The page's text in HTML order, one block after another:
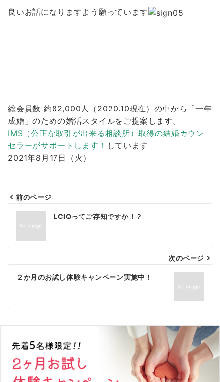
良いお話になりますよう願っています
総会員数 約82,000人（2020.10現在）の中から「一年
成婚」のための婚活スタイルをご提案します。
IMS（公正な取引が出来る相談所）取得の結婚カウン
セラーがサポートします！ しています
2021年8月17日（火）
投
ナ
ビ
ゲ
シ
ョ
ン
前のページ
LCIQってご存知ですか！？
次のページ
２か月のお試し体験キャンペーン実施中！